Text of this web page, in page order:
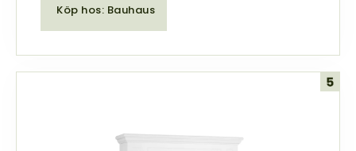
Köp hos: Bauhaus